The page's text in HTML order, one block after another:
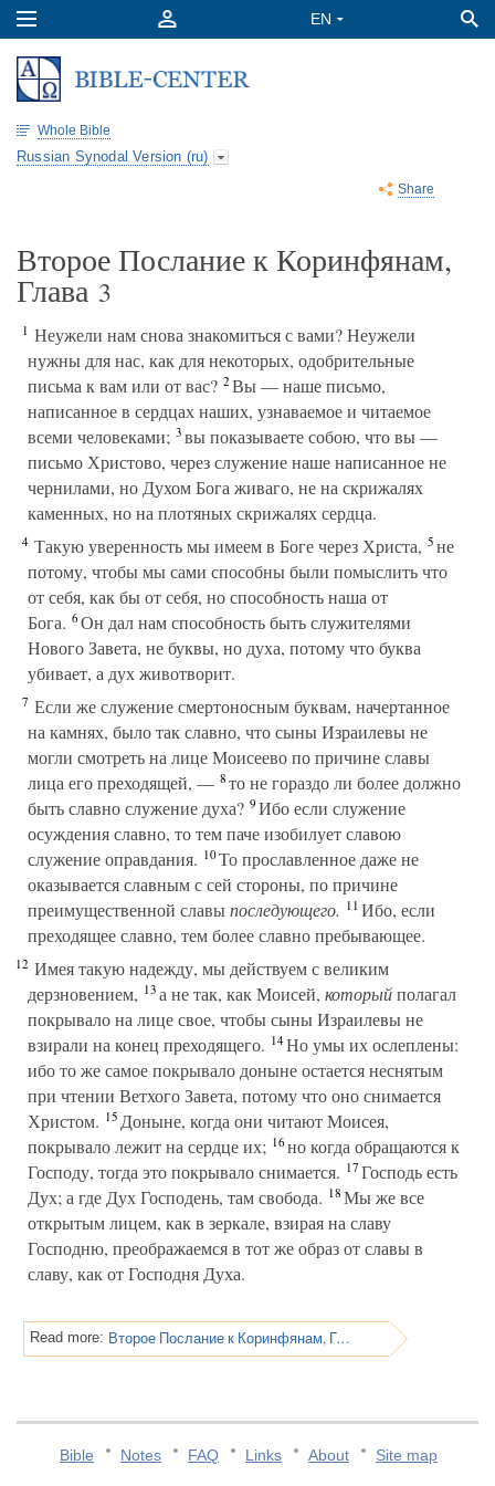
Whole Bible
Russian Synodal Version (ru)
Share
Второе Послание к Коринфянам,
Глава 3
1 Неужели нам снова знакомиться с вами? Неужели
нужны для нас, как для некоторых, одобрительные
письма к вам или от вас? 2Вы — наше письмо,
написанное в сердцах наших, узнаваемое и читаемое
всеми человеками; 3вы показываете собою, что вы —
письмо Христово, через служение наше написанное не
чернилами, но Духом Бога живаго, не на скрижалях
каменных, но на плотяных скрижалях сердца.
4 Такую уверенность мы имеем в Боге через Христа, 5не
потому, чтобы мы сами способны были помыслить что
от себя, как бы от себя, но способность наша от
Бога. 6Он дал нам способность быть служителями
Нового Завета, не буквы, но духа, потому что буква
убивает, а дух животворит.
7 Если же служение смертоносным буквам, начертанное
на камнях, было так славно, что сыны Израилевы не
могли смотреть на лице Моисеево по причине славы
лица его преходящей, — 8то не гораздо ли более должно
быть славно служение духа? 9Ибо если служение
осуждения славно, то тем паче изобилует славою
служение оправдания. 10То прославленное даже не
оказывается славным с сей стороны, по причине
преимущественной славыпоследующего. 11Ибо, если
преходящее славно, тем более славно пребывающее.
12 Имея такую надежду, мы действуем с великим
дерзновением, 13а не так, как Моисей, которыйполагал
покрывало на лице свое, чтобы сыны Израилевы не
взирали на конец преходящего. 14Но умы их ослеплены:
ибо то же самое покрывало доныне остается неснятым
при чтении Ветхого Завета, потому что оно снимается
Христом. 15Доныне, когда они читают Моисея,
покрывало лежит на сердце их; 16но когда обращаются к
Господу, тогда это покрывало снимается. 17Господь есть
Дух; а где Дух Господень, там свобода. 18Мы же все
открытым лицем, как в зеркале, взирая на славу
Господню, преображаемся в тот же образ от славы в
славу, как от Господня Духа.
Read more: Второе Послание к Коринфянам, Глава 4
Bible Notes FAQ Links About Site map